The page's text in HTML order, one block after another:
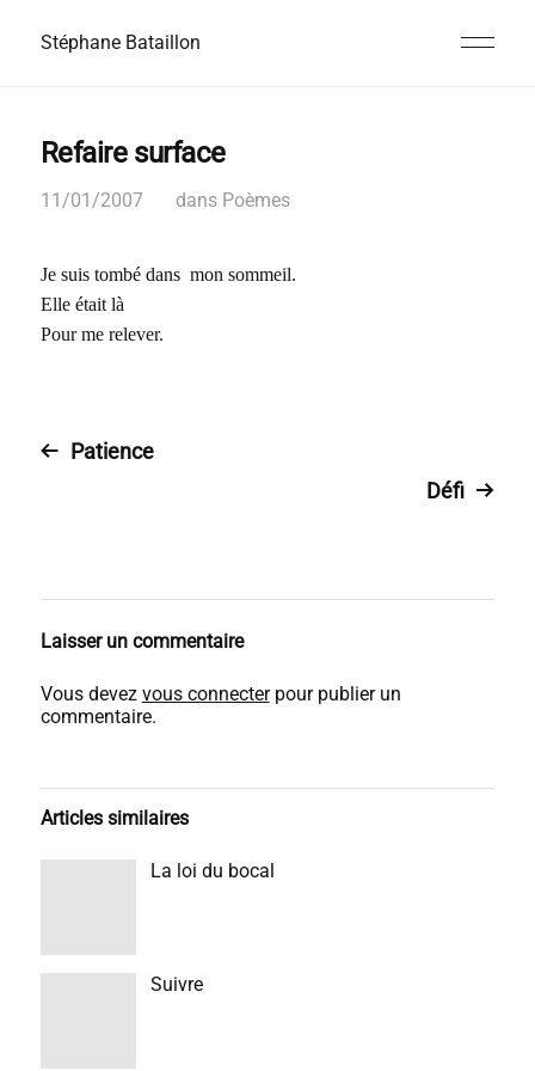
Stéphane Bataillon
Refaire surface
11/01/2007 dans Poèmes
Je suis tombé dans mon sommeil.
Elle était là
Pour me relever.
Patience
Défi
Laisser un commentaire
Vous devez vous connecterpour publier un
commentaire.
Articles similaires
La loi du bocal
Suivre